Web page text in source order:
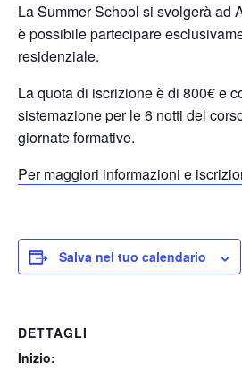
La Summer School si svolgerà ad
è possibile partecipare
residenziale.
La quota di iscrizione è di 800€ e
sistemazione per le 6 notti del
giornate formative.
Per maggiori informazioni e
Salva nel tuo calendario
DETTAGLI
Inizio: